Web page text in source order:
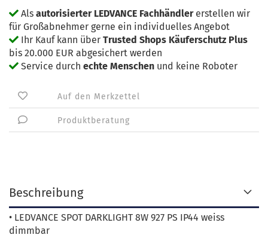
Als autorisierter LEDVANCE Fachhändlererstellen wir
für Großabnehmer gerne ein individuelles Angebot
Ihr Kauf kann über Trusted Shops Käuferschutz Plus
bis 20.000 EUR abgesichert werden
Service durch echte Menschen und keine Roboter
Auf den Merkzettel
Produktberatung
Beschreibung
• LEDVANCE SPOT DARKLIGHT 8W 927 PS IP44 weiss
dimmbar